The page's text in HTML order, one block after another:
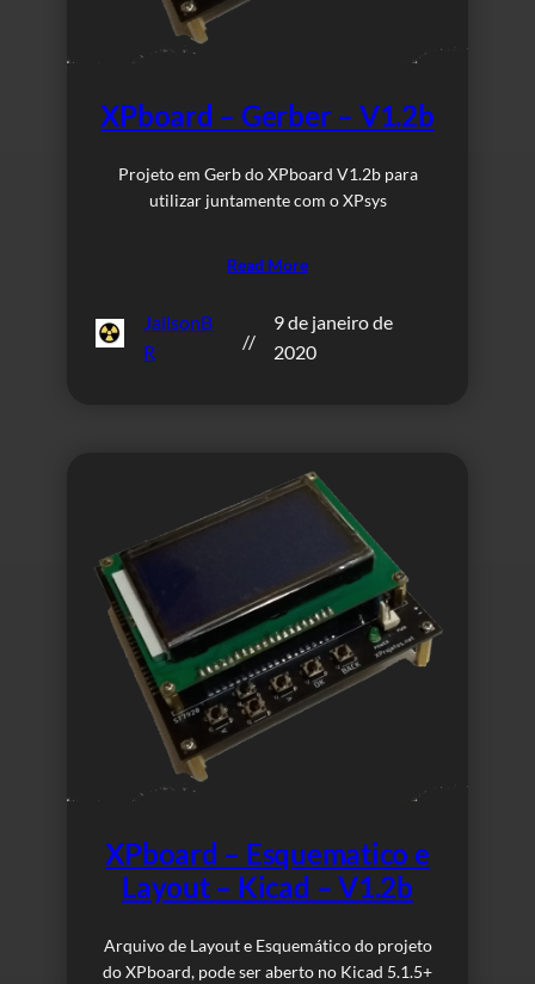
XPboard – Gerber – V1.2b
Projeto em Gerb do XPboard V1.2b para
utilizar juntamente com o XPsys
Read More
JailsonB
R
//
9 de janeiro de
2020
XPboard – Esquematico e
Layout – Kicad – V1.2b
Arquivo de Layout e Esquemático do projeto
do XPboard, pode ser aberto no Kicad 5.1.5+